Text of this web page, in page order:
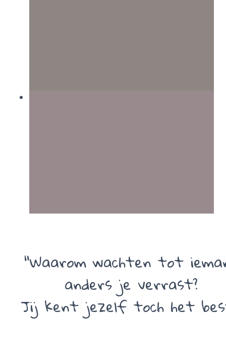
“Waarom wachten tot
anders je verrast?
Jij kent jezelf toch het